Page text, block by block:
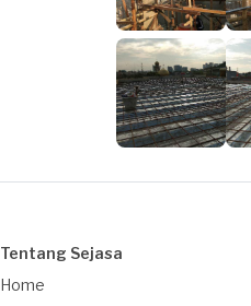
Tentang Sejasa
Home